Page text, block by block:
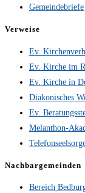
Gemeindebriefe
Verweise
Ev.
Ev. Kirche im
Ev. Kirche in
Diakonisches
Ev.
Melanthon-
Nachbargemeinden
Bereich